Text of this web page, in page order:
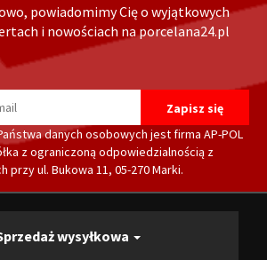
powiadomimy Cię o wyjątkowych
i nowościach na porcelana24.pl
danych osobowych jest firma AP-POL
z ograniczoną odpowiedzialnością z
przy ul. Bukowa 11, 05-270 Marki.
wysyłkowa